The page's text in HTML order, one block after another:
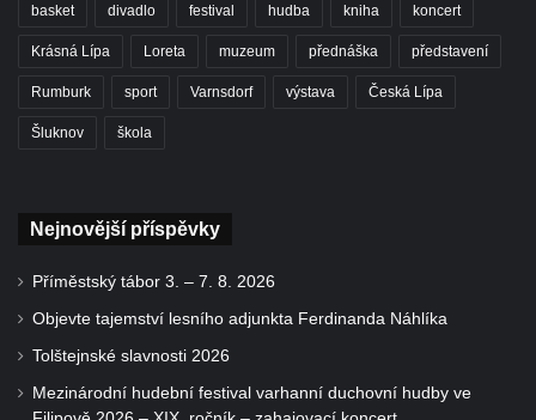
basket divadlo festival hudba kniha koncert
Krásná Lípa Loreta muzeum přednáška představení
Rumburk sport Varnsdorf výstava Česká Lípa
Šluknov škola
Nejnovější příspěvky
Příměstský tábor 3. – 7. 8. 2026
Objevte tajemství lesního adjunkta Ferdinanda Náhlíka
Tolštejnské slavnosti 2026
Mezinárodní hudební festival varhanní duchovní hudby ve